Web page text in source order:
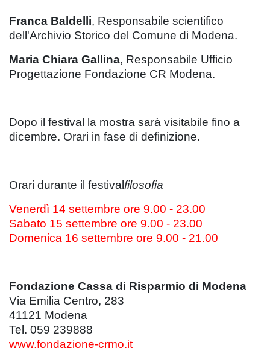
Franca Baldelli, Responsabile scientifico
dell'Archivio Storico del Comune di Modena.
Maria Chiara Gallina, Responsabile Ufficio
Progettazione Fondazione CR Modena.
Dopo il festival la mostra sarà visitabile fino a
dicembre. Orari in fase di definizione.
Orari durante il festivalfilosofia
Venerdì 14 settembre ore 9.00 - 23.00
Sabato 15 settembre ore 9.00 - 23.00
Domenica 16 settembre ore 9.00 - 21.00
Fondazione Cassa di Risparmio di Modena
Via Emilia Centro, 283
41121 Modena
Tel. 059 239888
www.fondazione-crmo.it